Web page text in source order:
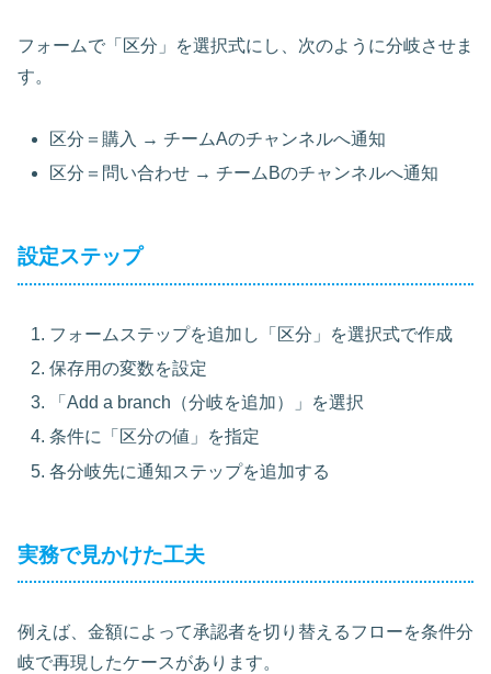
フォームで「区分」を選択式にし、次のように分岐させま
す。
区分＝購入 → チームAのチャンネルへ通知
区分＝問い合わせ → チームBのチャンネルへ通知
設定ステップ
フォームステップを追加し「区分」を選択式で作成
保存用の変数を設定
「Add a branch（分岐を追加）」を選択
条件に「区分の値」を指定
各分岐先に通知ステップを追加する
実務で見かけた工夫
例えば、金額によって承認者を切り替えるフローを条件分
岐で再現したケースがあります。